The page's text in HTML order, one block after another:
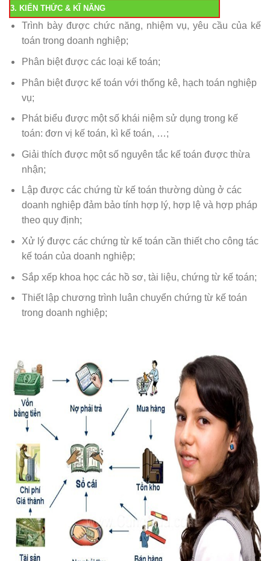
3. KIẾN THỨC & KĨ NĂNG
Trình bày được chức năng, nhiệm vụ, yêu cầu của kế
toán trong doanh nghiệp;
Phân biệt được các loại kế toán;
Phân biệt được kế toán với thống kê, hạch toán nghiệp
vụ;
Phát biểu được một số khái niệm sử dụng trong kế
toán: đơn vị kế toán, kì kế toán, …;
Giải thích được một số nguyên tắc kế toán được thừa
nhận;
Lập được các chứng từ kế toán thường dùng ở các
doanh nghiệp đảm bảo tính hợp lý, hợp lệ và hợp pháp
theo quy định;
Xử lý được các chứng từ kế toán cần thiết cho công tác
kế toán của doanh nghiệp;
Sắp xếp khoa học các hồ sơ, tài liệu, chứng từ kế toán;
Thiết lập chương trình luân chuyển chứng từ kế toán
trong doanh nghiệp;